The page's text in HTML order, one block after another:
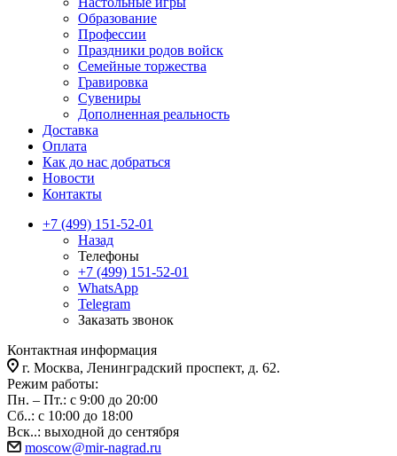
Образование
Профессии
Праздники родов войск
Семейные торжества
Гравировка
Сувениры
Дополненная реальность
Доставка
Оплата
Как до нас добраться
Новости
Контакты
+7 (499) 151-52-01
Назад
Телефоны
+7 (499) 151-52-01
WhatsApp
Telegram
Заказать звонок
Контактная информация
г. Москва, Ленинградский проспект, д. 62.
Режим работы:
Пн. – Пт.: с 9:00 до 20:00
Сб..: с 10:00 до 18:00
Вск..: выходной до сентября
moscow@mir-nagrad.ru